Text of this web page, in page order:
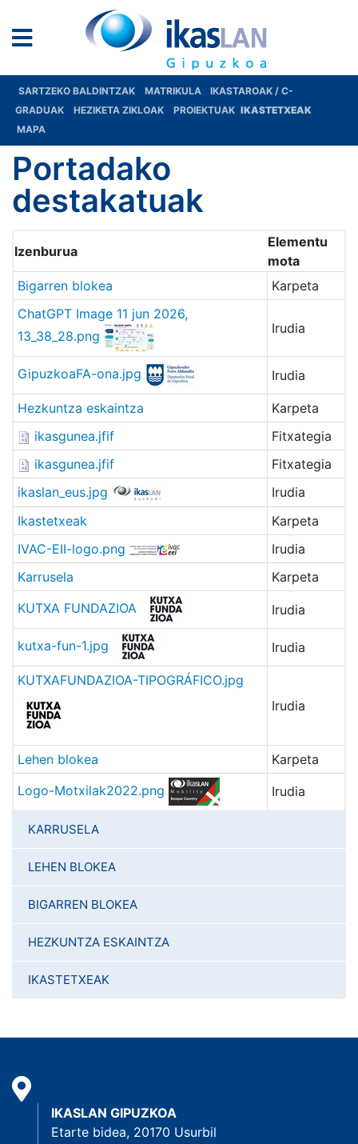
SARTZEKO BALDINTZAK MATRIKULA
IKASTAROAK / C-
GRADUAK
HEZIKETA ZIKLOAK PROIEKTUAK IKASTETXEAK
MAPA
Portadako
destakatuak
Izenburua
Elementu
mota
Bigarren blokea
Karpeta
ChatGPT Image 11 jun 2026,
13_38_28.png
Irudia
GipuzkoaFA-ona.jpg Irudia
Hezkuntza eskaintza
Karpeta
ikasgunea.jfif
Fitxategia
ikasgunea.jfif
Fitxategia
ikaslan_eus.jpg
Irudia
Ikastetxeak
Karpeta
IVAC-EII-logo.png
Irudia
Karrusela
Karpeta
KUTXA FUNDAZIOA
Irudia
kutxa-fun-1.jpg Irudia
KUTXAFUNDAZIOA-TIPOGRÁFICO.jpg
Irudia
Lehen blokea
Karpeta
Logo-Motxilak2022.png
Irudia
KARRUSELA
LEHEN BLOKEA
BIGARREN BLOKEA
HEZKUNTZA ESKAINTZA
IKASTETXEAK
IKASLAN GIPUZKOA
Etarte bidea, 20170 Usurbil